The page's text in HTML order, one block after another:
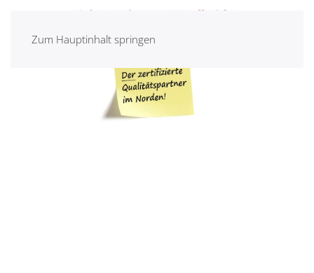
Zum Hauptinhalt springen